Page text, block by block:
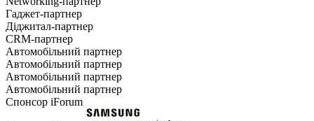
Гаджет-партнер
Діджитал-партнер
CRM-партнер
Автомобільний партнер
Автомобільний партнер
Автомобільний партнер
Автомобільний партнер
Спонсор iForum